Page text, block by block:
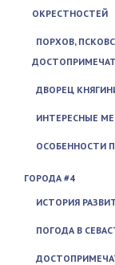
ОКРЕСТНОСТЕЙ
ПОРХОВ,
ДВОРЕЦ
ИНТЕРЕСНЫЕ
ОСОБЕННОСТИ
ГОРОДА #4
ИСТОРИЯ
ПОГОДА В